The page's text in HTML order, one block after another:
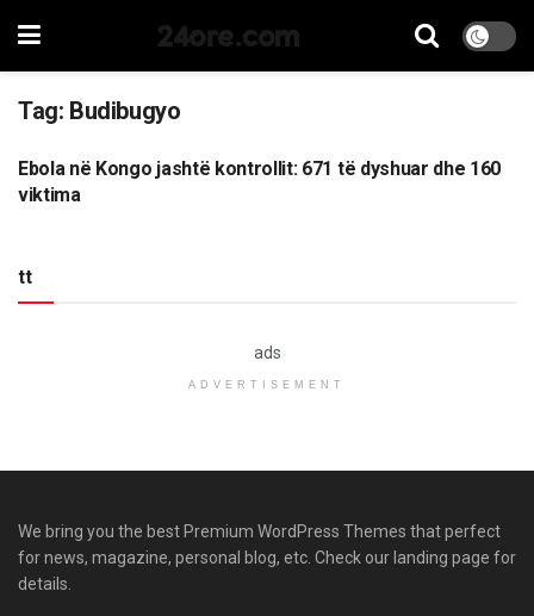
24ore.com
Tag: Budibugyo
BOTË
Ebola në Kongo jashtë kontrollit: 671 të dyshuar dhe 160
viktima
tt
ads
ADVERTISEMENT
We bring you the best Premium WordPress Themes that perfect
for news, magazine, personal blog, etc. Check our landing page for
details.